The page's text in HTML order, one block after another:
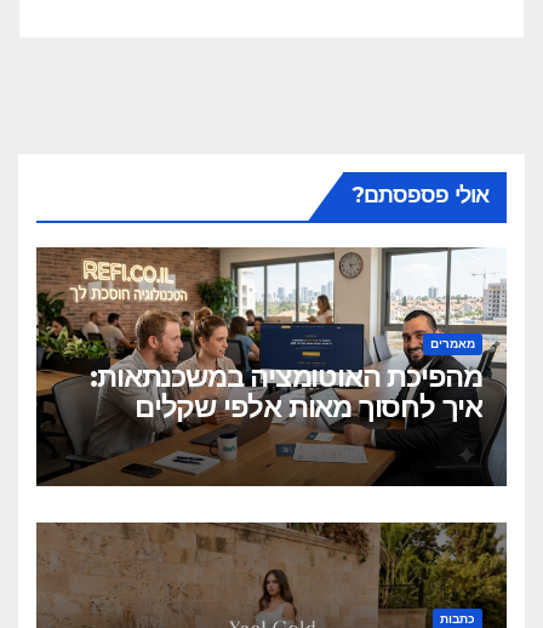
אולי פספסתם?
מאמרים
מהפיכת האוטומציה במשכנתאות:
איך לחסוך מאות אלפי שקלים
בלחיצת כפתור?
כתבות